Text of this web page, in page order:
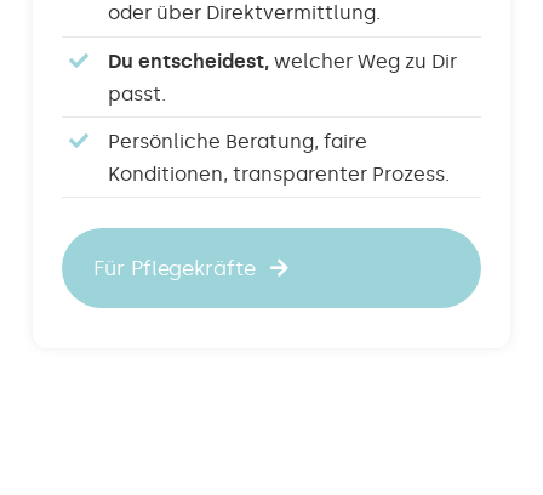
oder über Direktvermittlung.
Du entscheidest, welcher Weg zu Dir
passt.
Persönliche Beratung, faire
Konditionen, transparenter Prozess.
Für Pflegekräfte